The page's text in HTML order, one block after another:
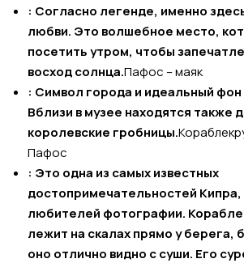
: Согласно легенде, именно
любви. Это волшебное место,
посетить утром, чтобы
восход солнца.Пафос – маяк
: Символ города и идеальный
Вблизи в музее находятся также
королевские гробницы.
Пафос
: Это одна из самых известных
достопримечательностей
любителей фотографии.
лежит на скалах прямо у берега,
оно отлично видно с суши. Его